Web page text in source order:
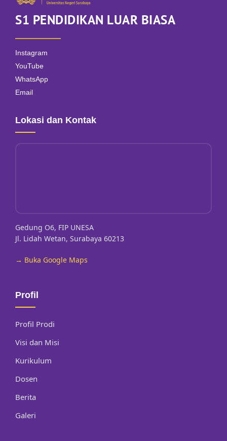
S1 PENDIDIKAN LUAR BIASA
Instagram
YouTube
WhatsApp
Email
Lokasi dan Kontak
Gedung O6, FIP UNESA
Jl. Lidah Wetan, Surabaya 60213
→ Buka Google Maps
Profil
Profil Prodi
Visi dan Misi
Kurikulum
Dosen
Berita
Galeri